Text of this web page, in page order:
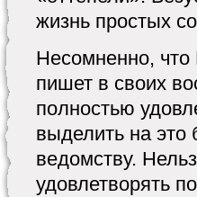
жизнь простых
Несомненно,
пишет в своих
полностью
выделить на
ведомству.
удовлетворять